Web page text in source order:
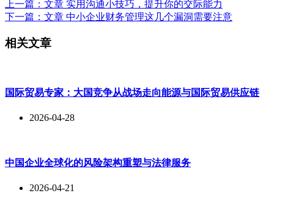
上一篇： 文章 实用沟通小技巧，提升你的交际能力
下一篇： 文章 中小企业财务管理这几个漏洞需要注意
相关文章
国际贸易专家：大国竞争从战场走向能源与国际贸易供应链
2026-04-28
中国企业全球化的风险架构重塑与法律服务
2026-04-21